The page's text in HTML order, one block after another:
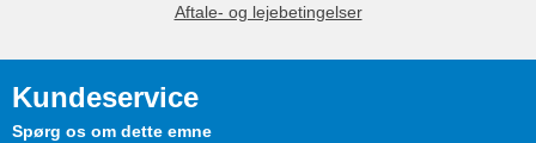
Aftale- og lejebetingelser
Kundeservice
Spørg os om dette emne